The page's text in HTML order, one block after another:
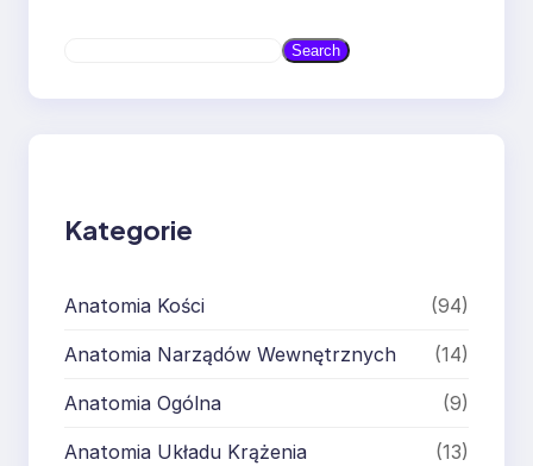
a
Search
Kategorie
Anatomia Kości (94)
Anatomia Narządów Wewnętrznych (14)
Anatomia Ogólna (9)
Anatomia Układu Krążenia (13)